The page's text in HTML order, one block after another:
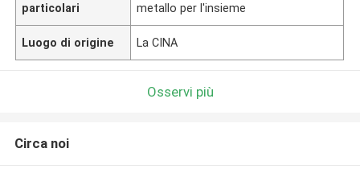
particolari
metallo per l'insieme
Luogo di origine La CINA
Osservi più
Circa noi